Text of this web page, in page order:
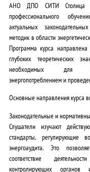
АНО ДПО СИТИ Столица
профессионального
актуальных
методик в области
Программа курса
глубоких теоретических
необходимых для
энергопотреблением и
Основные направления курса
Законодательные и
Слушатели изучают
стандарты, регулирующие
энергоаудита. Это
соответствие
контролирующих